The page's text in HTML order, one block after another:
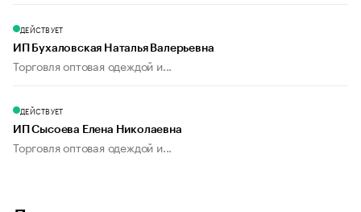
ДЕЙСТВУЕТ
ИП Бухаловская Наталья Валерьевна
Торговля оптовая одеждой и...
ДЕЙСТВУЕТ
ИП Сысоева Елена Николаевна
Торговля оптовая одеждой и...